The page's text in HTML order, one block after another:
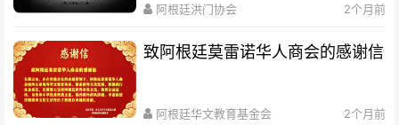
阿根廷洪门协会 2个月前
致阿根廷莫雷诺华人商会的感谢信
阿根廷华文教育基金会 2个月前